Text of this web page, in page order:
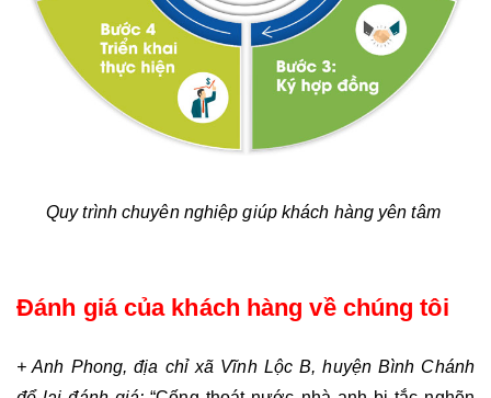
Quy trình chuyên nghiệp giúp khách hàng yên tâm
Đánh giá của khách hàng về chúng tôi
+ Anh Phong, địa chỉ xã Vĩnh Lộc B, huyện Bình Chánh